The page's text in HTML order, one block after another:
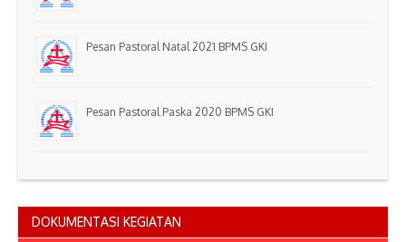
Pesan Pastoral Natal 2021 BPMS GKI
Pesan Pastoral Paska 2020 BPMS GKI
DOKUMENTASI KEGIATAN